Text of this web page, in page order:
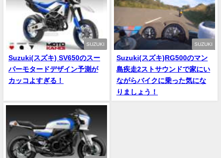
SUZUKI
Suzuki(スズキ) SV650のスー
パーモタードデザイン予測が
カッコよすぎる！
SUZUKI
Suzuki(スズキ)RG500のマン
島疾走2ストサウンドで家にい
ながらバイクに乗った気にな
りましょう！